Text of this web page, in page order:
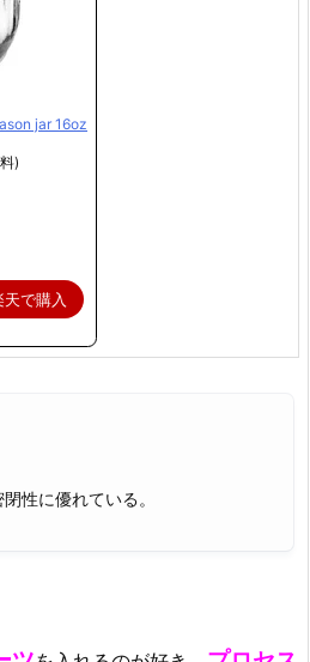
jar 16oz
)
天で購入
性に優れている。